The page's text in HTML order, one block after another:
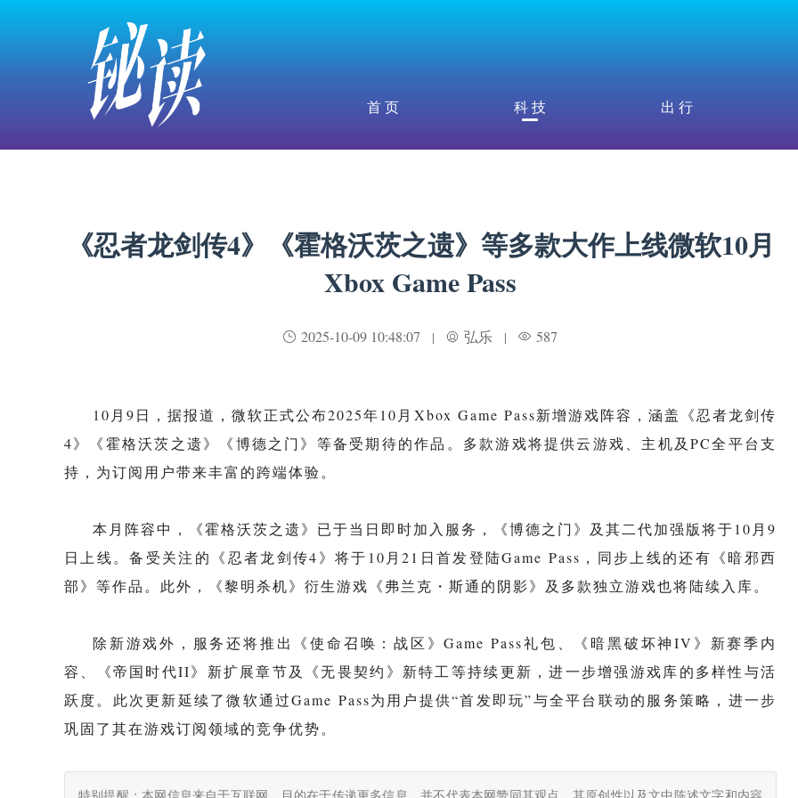
首 页 科 技 出 行
《忍者龙剑传4》《霍格沃茨之遗》等多款大作上线微软10月
Xbox Game Pass
2025-10-09 10:48:07 | 弘乐 | 587
10月9日，据报道，微软正式公布2025年10月Xbox Game Pass新增游戏阵容，涵盖《忍者龙剑传
4》《霍格沃茨之遗》《博德之门》等备受期待的作品。多款游戏将提供云游戏、主机及PC全平台支
持，为订阅用户带来丰富的跨端体验。
本月阵容中，《霍格沃茨之遗》已于当日即时加入服务，《博德之门》及其二代加强版将于10月9
日上线。备受关注的《忍者龙剑传4》将于10月21日首发登陆Game Pass，同步上线的还有《暗邪西
部》等作品。此外，《黎明杀机》衍生游戏《弗兰克・斯通的阴影》及多款独立游戏也将陆续入库。
除新游戏外，服务还将推出《使命召唤：战区》Game Pass礼包、《暗黑破坏神IV》新赛季内
容、《帝国时代II》新扩展章节及《无畏契约》新特工等持续更新，进一步增强游戏库的多样性与活
跃度。此次更新延续了微软通过Game Pass为用户提供“首发即玩”与全平台联动的服务策略，进一步
巩固了其在游戏订阅领域的竞争优势。